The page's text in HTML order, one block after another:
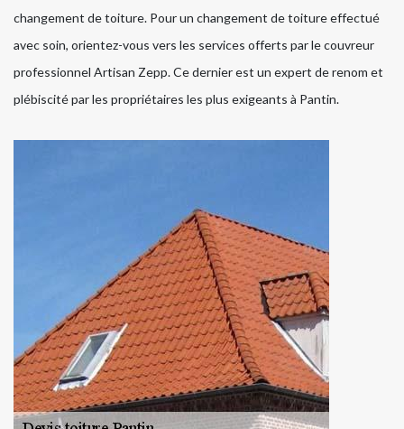
changement de toiture. Pour un changement de toiture effectué
avec soin, orientez-vous vers les services offerts par le couvreur
professionnel Artisan Zepp. Ce dernier est un expert de renom et
plébiscité par les propriétaires les plus exigeants à Pantin.